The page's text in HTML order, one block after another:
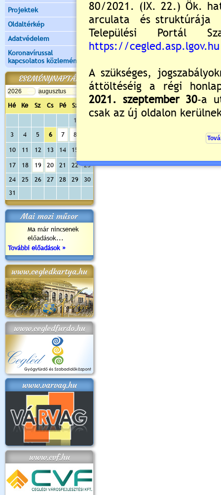
Projektek
Oldaltérkép
Adatvédelem
Koronavírussal
kapcsolatos közlemények
ESEMÉNYNAPTÁR
Hé Ke Sz Cs Pé Sz
Va
1
3
4 5 6 7 8
10 11 12 13 14 15
17 18 19 20 21 22
23
24
25 26 27 28 29
30
31
Mai mozi műsor
Ma már nincsenek
előadások...
További előadások »
www.cegledkartya.hu
www.cegledfurdo.hu
www.varvag.hu
www.cvf.hu